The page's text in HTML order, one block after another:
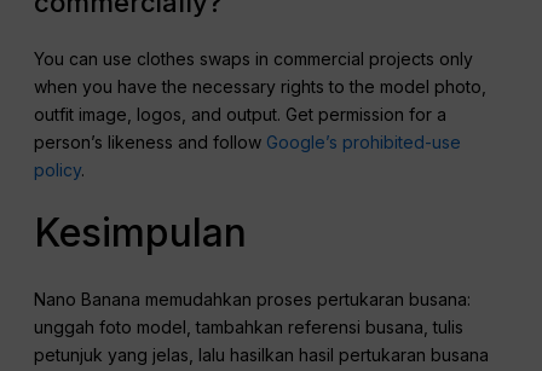
You can use clothes swaps in commercial projects only
when you have the necessary rights to the model photo,
outfit image, logos, and output. Get permission for a
person’s likeness and follow Google’s prohibited-use
policy.
Kesimpulan
Nano Banana memudahkan proses pertukaran busana:
unggah foto model, tambahkan referensi busana, tulis
petunjuk yang jelas, lalu hasilkan hasil pertukaran busana